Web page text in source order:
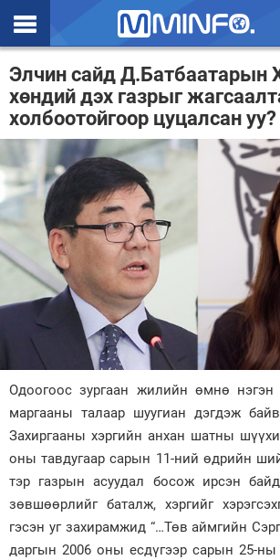
Эхлэл
Цаг агаар
Валют ханш
Улс төр
Эдийн засаг
Үзэл бодол
Спорт
Нийгэм
Дэлхий
Энтертайнмэнт
Зурхай
Элчин сайд Д.Батбаатарын
хөндий дэх газрыг
холбоотойгоор цуцалсан уу?
Одоогоос зургаан жилийн өмнө нэгэн
маргааны талаар шуугиан дэгдэж
Захиргааны хэргийн анхан шатны
оны тавдугаар сарын 11-ний өдрийн
тэр газрын асуудал босож ирсэн
зөвшөөрлийг баталж, хэргийг
гэсэн уг захирамжид “…Төв аймгийн
даргын 2006 оны есдүгээр сарын 25-